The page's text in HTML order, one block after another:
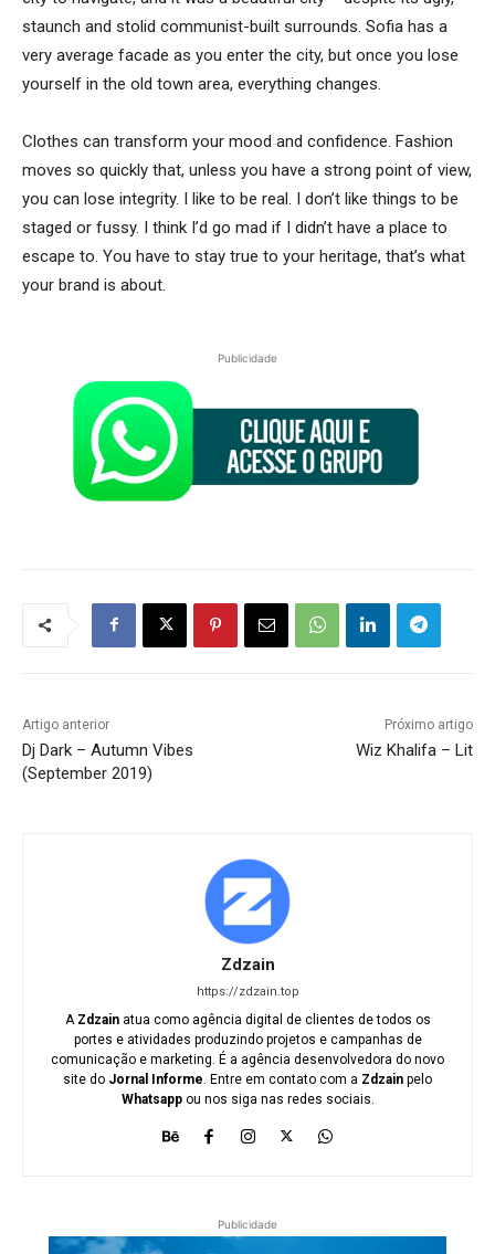
staunch and stolid communist-built surrounds. Sofia has a
very average facade as you enter the city, but once you lose
yourself in the old town area, everything changes.
Clothes can transform your mood and confidence. Fashion
moves so quickly that, unless you have a strong point of view,
you can lose integrity. I like to be real. I don’t like things to be
staged or fussy. I think I’d go mad if I didn’t have a place to
escape to. You have to stay true to your heritage, that’s what
your brand is about.
Publicidade
Artigo anterior
Dj Dark – Autumn Vibes
(September 2019)
Próximo artigo
Wiz Khalifa – Lit
Zdzain
https://zdzain.top
A Zdzainatua como agência digital de clientes de todos os
portes e atividades produzindo projetos e campanhas de
comunicação e marketing. É a agência desenvolvedora do novo
site do Jornal Informe . Entre em contato com a Zdzain pelo
Whatsappou nos siga nas redes sociais.
Publicidade